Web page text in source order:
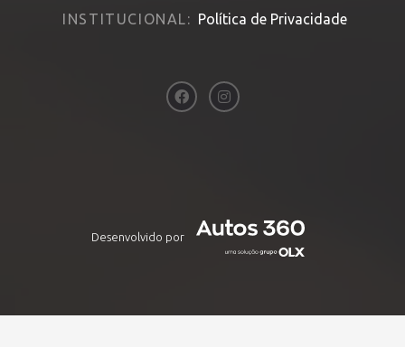
INSTITUCIONAL: Política de Privacidade
Desenvolvido por